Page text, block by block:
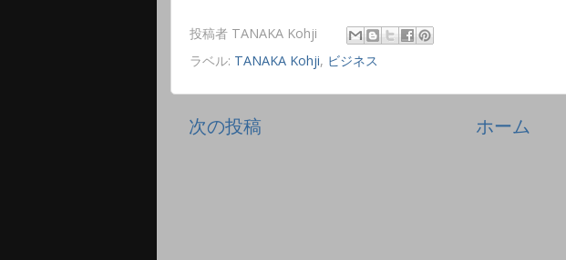
投稿者 TANAKA Kohji
ラベル: TANAKA Kohji, ビジネス
次の投稿 ホーム